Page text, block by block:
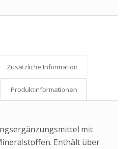
Zusätzliche Information
Produkt­informationen
mit
Enthält über